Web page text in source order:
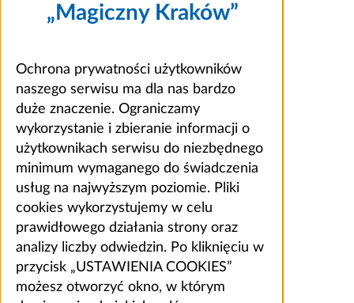
„Magiczny Kraków”
Ochrona prywatności użytkowników
naszego serwisu ma dla nas bardzo
duże znaczenie. Ograniczamy
wykorzystanie i zbieranie informacji o
użytkownikach serwisu do niezbędnego
minimum wymaganego do świadczenia
usług na najwyższym poziomie. Pliki
cookies wykorzystujemy w celu
prawidłowego działania strony oraz
analizy liczby odwiedzin. Po kliknięciu w
przycisk „USTAWIENIA COOKIES”
możesz otworzyć okno, w którym